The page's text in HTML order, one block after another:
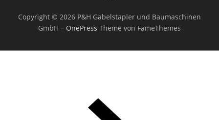
Copyright © 2026 P&H Gabelstapler und Baumaschinen
GmbH – OnePress Theme von FameThemes